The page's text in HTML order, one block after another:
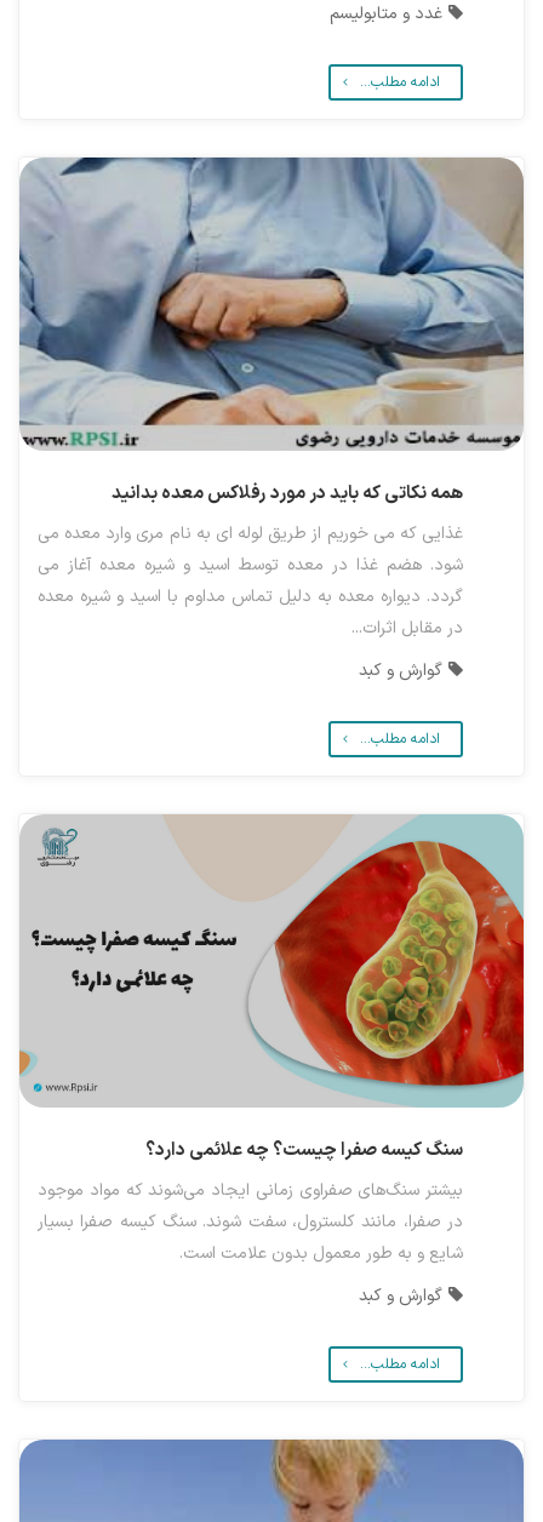
غدد و متابولیسم
ادامه مطلب...
همه نکاتی که باید در مورد رفلاکس معده بدانید
غذایی که می خوریم از طریق لوله ای به نام مری وارد معده می
شود. هضم غذا در معده توسط اسید و شیره معده آغاز می
گردد. دیواره معده به دلیل تماس مداوم با اسید و شیره معده
در مقابل اثرات...
گوارش و کبد
ادامه مطلب...
سنگ کیسه صفرا چیست؟ چه علائمی دارد؟
بیشتر سنگ‌های صفراوی زمانی ایجاد می‌شوند که مواد موجود
در صفرا، مانند کلسترول، سفت شوند. سنگ کیسه صفرا بسیار
شایع و به طور معمول بدون علامت است.
گوارش و کبد
ادامه مطلب...